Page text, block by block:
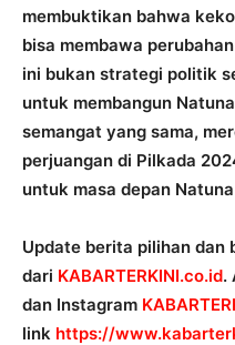
membuktikan bahwa
bisa membawa
ini bukan strategi politik
untuk membangun
semangat yang sama,
perjuangan di Pilkada
untuk masa depan
Update berita pilihan dan
dari KABARTERKINI.co.id.
dan Instagram
link https://